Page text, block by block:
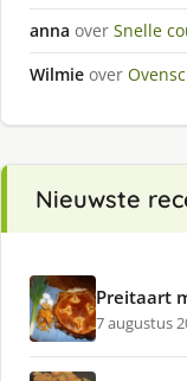
anna over Snelle
Wilmie over
Nieuwste
Preitaart
7 augustus